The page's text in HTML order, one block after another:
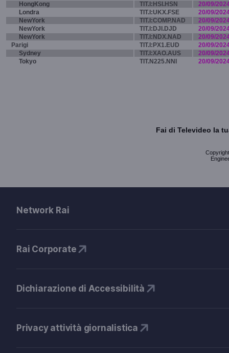
HongKong
TIT.I:HSI.HSN
20/09/
Londra
TIT.I:UKX.FSE
20/09/
NewYork
TIT.I:COMP.NAD
20/09/
NewYork
TIT.I:DJI.DJD
20/09/
NewYork
TIT.I:NDX.NAD
20/09/
Parigi
TIT.I:PX1.EUD
20/09/
Sydney
TIT.I:XAO.AUS
20/09/
Tokyo
TIT.N225.NNI 20/09/
Fai di Televideo la